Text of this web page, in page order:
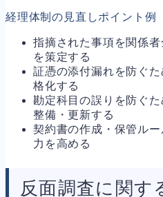
経理体制の見直しポイント例
指摘された事項を関係
を策定する
証憑の添付漏れを防ぐ
格化する
勘定科目の誤りを防ぐ
整備・更新する
契約書の作成・保管ル
力を高める
反面調査に関す